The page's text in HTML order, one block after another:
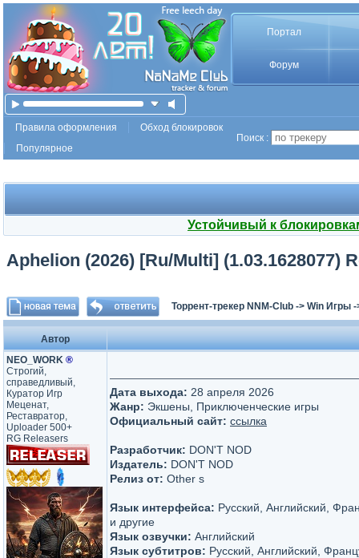
Портал
Форум
Правила оформления
Обход блокировок
Популярное
Поиск :
Устойчивый к
Aphelion (2026) [Ru/Multi] (1.03.1628077)
Торрент-трекер NNM-Club -> Win Игры
Автор
NEO_WORK ®
Строгий,
справедливый,
Куратор Игр
Меценат,
Реставратор,
Uploader 500+
RG Releasers
Дата выхода: 28 апреля 2026
Жанр: Экшены, Приключенческие игры
Официальный сайт: ссылка
Разработчик: DON'T NOD
Издатель: DON'T NOD
Релиз от: Other s
Язык интерфейса: Русский, Английский,
и другие
Язык озвучки: Английский
Язык субтитров: Русский, Английский,